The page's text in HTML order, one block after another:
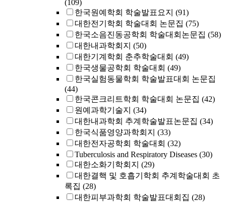
(109)
한국원예학회 학술발표요지 (91)
대한전기학회 학술대회 논문집 (75)
한국소음진동공학회 학술대회논문집 (58)
대한내과학회지 (50)
대한기계학회 춘추학술대회 (49)
한국생물공학회 학술대회 (49)
한국실험동물학회 학술발표대회 논문집
(44)
한국콘크리트학회 학술대회 논문집 (42)
원예과학기술지 (34)
대한내과학회 추계학술발표논문집 (34)
한국식품영양과학회지 (33)
대한전자공학회 학술대회 (32)
Tuberculosis and Respiratory Diseases (30)
대한소화기학회지 (29)
대한결핵 및 호흡기학회 추계학술대회 초
록집 (28)
대한피부과학회 학술발표대회집 (28)